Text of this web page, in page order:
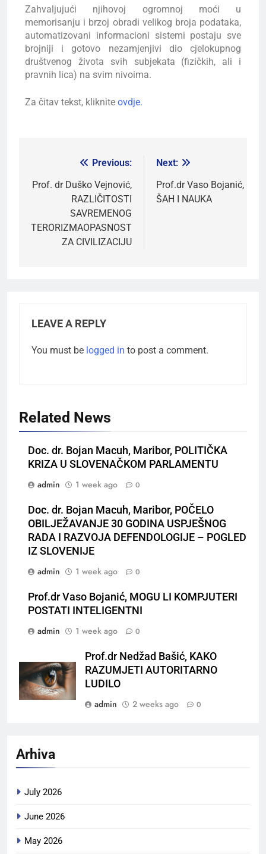
Zahvaljujući njihovoj ogromnoj moći u
memorisanju i brzoj obradi velikog broja podataka,
automatizovani informacioni sistemi postaju sve
brojniji i gotovo nezamjenjivi dio cjelokupnog
društvenog života svih subjekata (fizičkih, ali i
pravnih lica) na svim nivoima.
Za čitav tekst, kliknite ovdje.
Previous:
Prof. dr Duško Vejnović,
RAZLIČITOSTI
SAVREMENOG
TERORIZMAOPASNOST
ZA CIVILIZACIJU
Next:
Prof.dr Vaso Bojanić,
ŠAH I NAUKA
LEAVE A REPLY
You must be logged in to post a comment.
Related News
Doc. dr. Bojan Macuh, Maribor, POLITIČKA
KRIZA U SLOVENAČKOM PARLAMENTU
admin
1 week ago 0
Doc. dr. Bojan Macuh, Maribor, POČELO
OBILJEŽAVANJE 30 GODINA USPJEŠNOG
RADA I RAZVOJA DEFENDOLOGIJE – POGLED
IZ SLOVENIJE
admin
1 week ago 0
Prof.dr Vaso Bojanić, MOGU LI KOMPJUTERI
POSTATI INTELIGENTNI
admin
1 week ago 0
Prof.dr Nedžad Bašić, KAKO
RAZUMJETI AUTORITARNO
LUDILO
admin
2 weeks ago 0
Arhiva
July 2026
June 2026
May 2026